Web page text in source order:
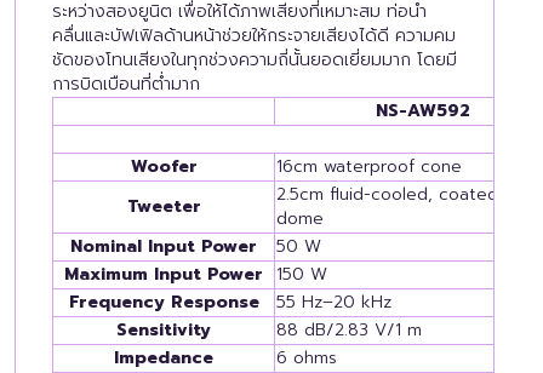
ระหว่างสองยูนิต เพื่อให้ได้ภาพเสียงที่เหมาะสม ท่อนำ
คลื่นและบัฟเฟิลด้านหน้าช่วยให้กระจายเสียงได้ดี ความคม
ชัดของโทนเสียงในทุกช่วงความถี่นั้นยอดเยี่ยมมาก โดยมี
การบิดเบือนที่ต่ำมาก
NS-AW592
Woofer
16cm waterproof cone
Tweeter
2.5cm fluid-cooled, coated soft
dome
Nominal Input Power
50 W
Maximum Input Power
150 W
Frequency Response
55 Hz–20 kHz
Sensitivity
88 dB/2.83 V/1 m
Impedance
6 ohms